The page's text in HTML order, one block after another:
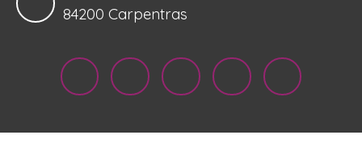
84200 Carpentras